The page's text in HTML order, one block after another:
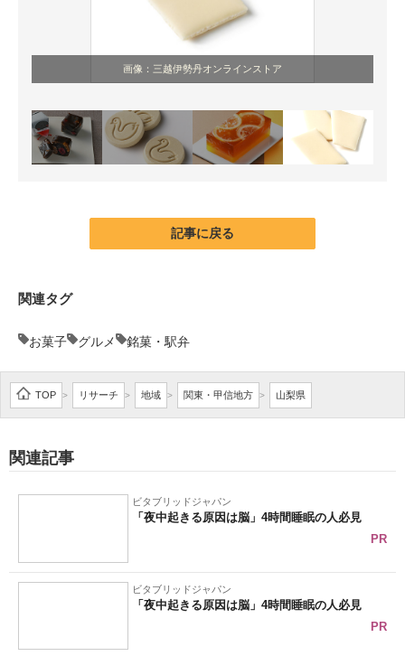
画像：三越伊勢丹オンラインストア
記事に戻る
関連タグ
お菓子 グルメ 銘菓・駅弁
TOP > リサーチ > 地域 > 関東・甲信地方 > 山梨県
関連記事
ビタブリッドジャパン
「夜中起きる原因は脳」4時間睡眠の人必見
PR
ビタブリッドジャパン
「夜中起きる原因は脳」4時間睡眠の人必見
PR